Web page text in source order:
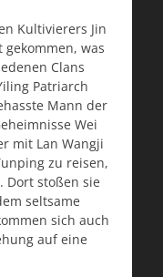
Kultivierers Jin
was
Clans
Patriarch
Mann der
Wei
mit Lan Wangji
zu reisen,
Dort stoßen sie
seltsame
sich auch
auf eine